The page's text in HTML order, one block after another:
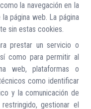
la navegación en la
página web. La página
sin estas cookies.
prestar un servicio o
como para permitir al
web, plataformas o
como identificar
y la comunicación de
gestionar el